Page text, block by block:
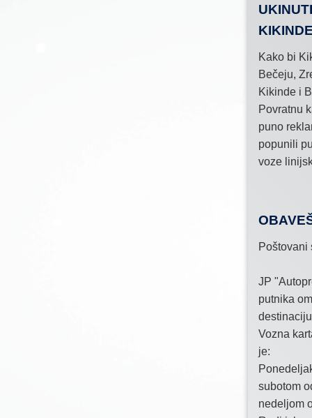
Kako bi
Bečeju,
Kikinde i
Povratnu
puno
popunili
voze
Poštovani
JP
putnika
Vozna
je:
subotom
nedeljom